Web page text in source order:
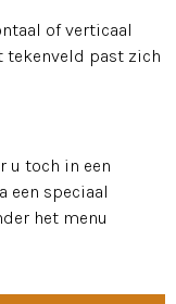
of verticaal
tekenveld past zich
u toch in een
een speciaal
het menu